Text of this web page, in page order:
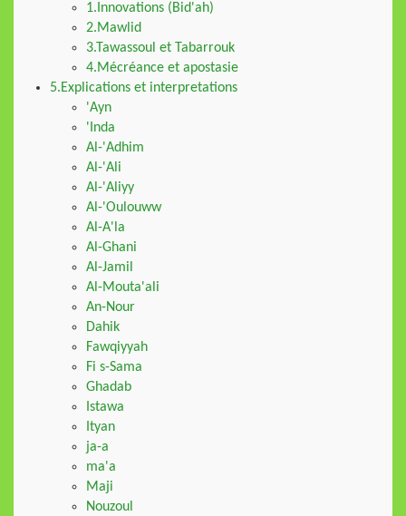
1.Innovations (Bid'ah)
2.Mawlid
3.Tawassoul et Tabarrouk
4.Mécréance et apostasie
5.Explications et interpretations
'Ayn
'Inda
Al-'Adhim
Al-'Ali
Al-'Aliyy
Al-'Oulouww
Al-A'la
Al-Ghani
Al-Jamil
Al-Mouta'ali
An-Nour
Dahik
Fawqiyyah
Fi s-Sama
Ghadab
Istawa
Ityan
ja-a
ma'a
Maji
Nouzoul